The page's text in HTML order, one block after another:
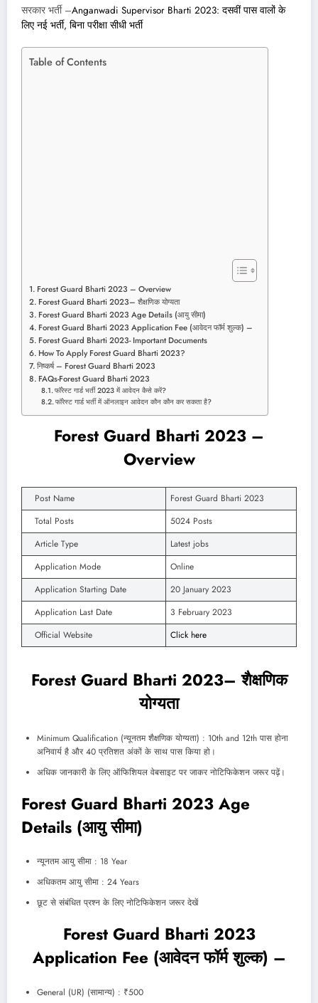
सरकार भर्ती –Anganwadi Supervisor Bharti 2023: दसवीं पास वालों के
लिए नई भर्ती, बिना परीक्षा सीधी भर्ती
Table of Contents
Forest Guard Bharti 2023 – Overview
Forest Guard Bharti 2023– शैक्षणिक योग्यता
Forest Guard Bharti 2023 Age Details (आयु सीमा)
Forest Guard Bharti 2023 Application Fee (आवेदन फॉर्म शुल्क) –
Forest Guard Bharti 2023- Important Documents
How To Apply Forest Guard Bharti 2023?
निष्कर्ष – Forest Guard Bharti 2023
FAQs-Forest Guard Bharti 2023
फॉरेस्ट गार्ड भर्ती 2023 में आवेदन कैसे करें?
फॉरेस्ट गार्ड भर्ती में ऑनलाइन आवेदन कौन कौन कर सकता है?
Forest Guard Bharti 2023 –
Overview
Post Name
Forest Guard Bharti 2023
Total Posts
5024 Posts
Article Type
Latest jobs
Application Mode
Online
Application Starting Date
20 January 2023
Application Last Date
3 February 2023
Official Website
Click here
Forest Guard Bharti 2023– शैक्षणिक
योग्यता
Minimum Qualification (न्यूनतम शैक्षणिक योग्यता) : 10th and 12th पास होना
अनिवार्य है और 40 प्रतिशत अंकों के साथ पास किया हो।
अधिक जानकारी के लिए ऑफिशियल वेबसाइट पर जाकर नोटिफिकेशन जरूर पढ़ें।
Forest Guard Bharti 2023 Age
Details (आयु सीमा)
न्यूनतम आयु सीमा : 18 Year
अधिकतम आयु सीमा : 24 Years
छूट से संबंधित प्रश्न के लिए नोटिफिकेशन जरूर देखें
Forest Guard Bharti 2023
Application Fee (आवेदन फॉर्म शुल्क) –
General (UR) (सामान्य) : ₹500